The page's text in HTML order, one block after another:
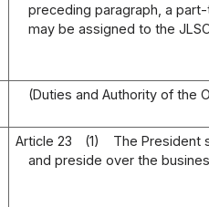
preceding paragraph, a
may be assigned to the
(Duties and Authority of the
Article 23 (1)
The President
and preside over the